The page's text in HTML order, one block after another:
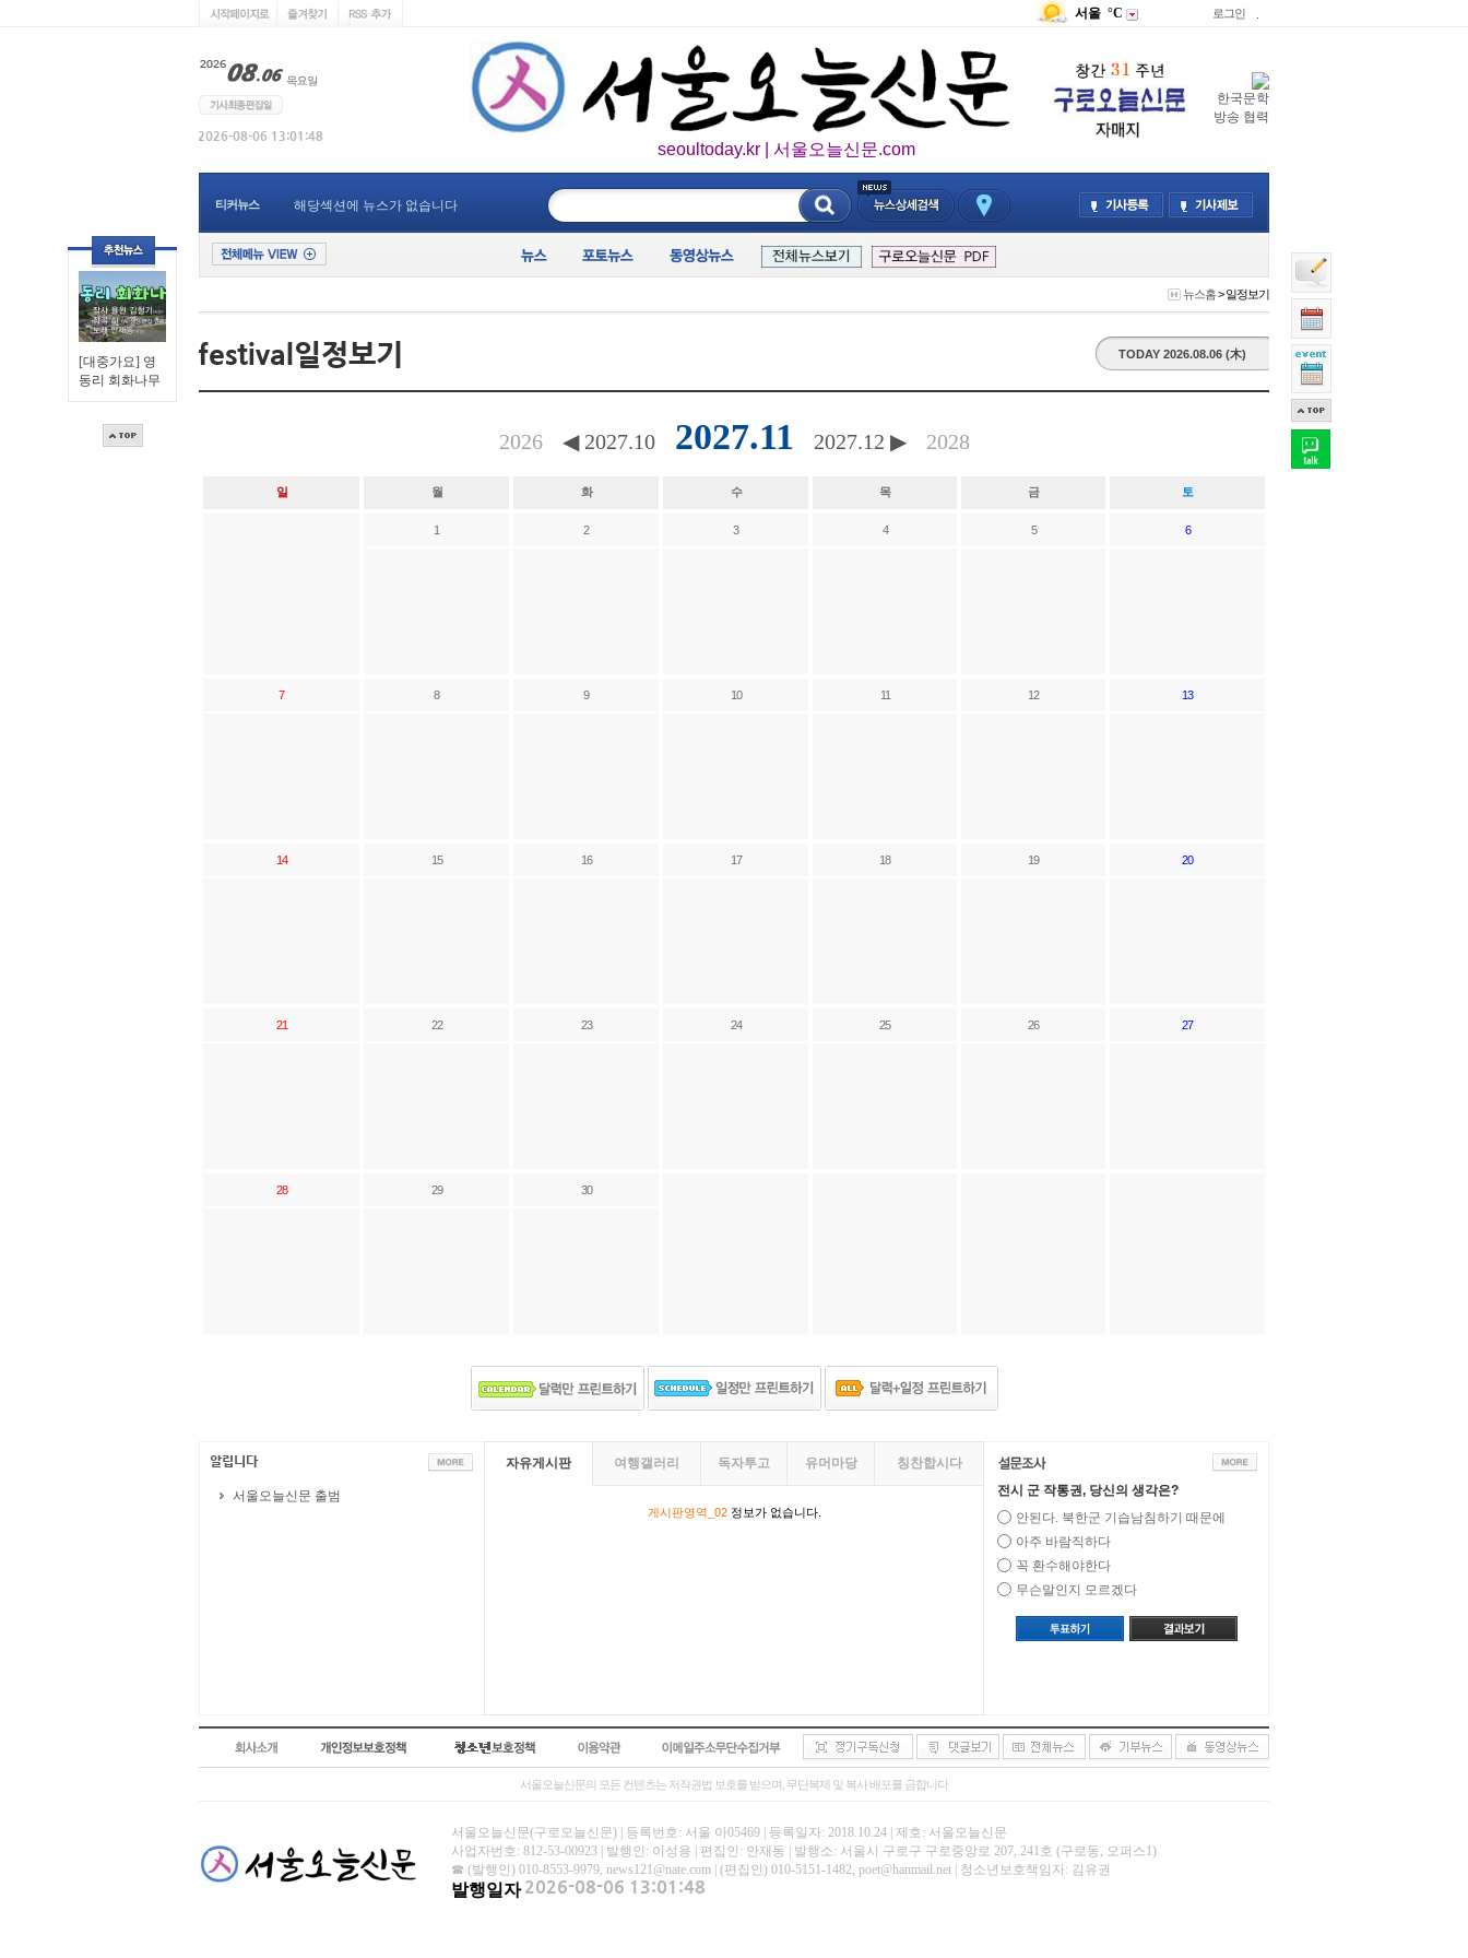
[대중가요] 영
동리 회화나무
서울 °C 로그인
seoultoday.kr | 서울오늘신문.com
한국문학
방송 협력
티커뉴스 해당섹션에 뉴스가 없습니다
뉴스홈> 일정보기
TODAY 2026.08.06 (木)
2026 ◀ 2027.10 2027.11 2027.12 ▶ 2028
일 월 화 수 목 금 토
1 2 3 4 5 6
7 8 9 10 11 12 13
14 15 16 17 18 19 20
21 22 23 24 25 26 27
28 29 30
서울오늘신문 출범
자유게시판 여행갤러리 독자투고 유머마당 칭찬합시다
게시판영역_02정보가 없습니다.
전시 군 작통권, 당신의 생각은?
안된다. 북한군 기습남침하기 때문에
아주 바람직하다
꼭 환수해야한다
무슨말인지 모르겠다
서울오늘신문의 모든 컨텐츠는 저작권법 보호를 받으며, 무단복제 및 복사 배포를 금합니다
서울오늘신문(구로오늘신문) | 등록번호: 서울 아05469 | 등록일자: 2018.10.24 | 제호: 서울오늘신문
사업자번호: 812-53-00923 | 발행인: 이성용 | 편집인: 안재동 | 발행소: 서울시 구로구 구로중앙로 207, 241호 (구로동, 오퍼스1)
☎ (발행인) 010-8553-9979, news121@nate.com | (편집인) 010-5151-1482, poet@hanmail.net | 청소년보호책임자: 김유권
발행일자